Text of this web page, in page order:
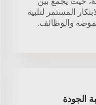
المستمر لتلبية
والوظائف.
الجودة